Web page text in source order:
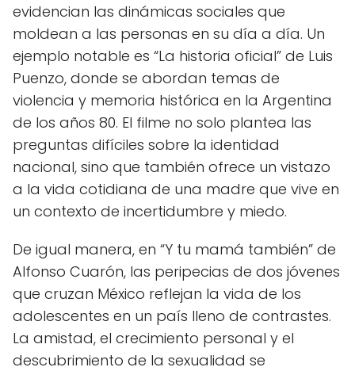
evidencian las dinámicas sociales que
moldean a las personas en su día a día. Un
ejemplo notable es “La historia oficial” de Luis
Puenzo, donde se abordan temas de
violencia y memoria histórica en la Argentina
de los años 80. El filme no solo plantea las
preguntas difíciles sobre la identidad
nacional, sino que también ofrece un vistazo
a la vida cotidiana de una madre que vive en
un contexto de incertidumbre y miedo.
De igual manera, en “Y tu mamá también” de
Alfonso Cuarón, las peripecias de dos jóvenes
que cruzan México reflejan la vida de los
adolescentes en un país lleno de contrastes.
La amistad, el crecimiento personal y el
descubrimiento de la sexualidad se